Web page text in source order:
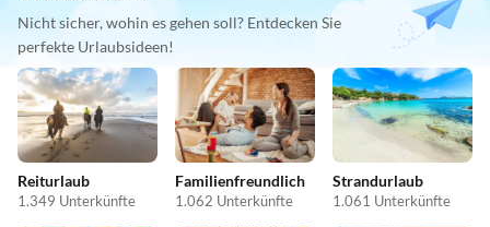
Nicht sicher, wohin es gehen soll? Entdecken Sie
perfekte Urlaubsideen!
Reiturlaub
1.349 Unterkünfte
Familienfreundlich
1.062 Unterkünfte
Strandurlaub
1.061 Unterkünfte